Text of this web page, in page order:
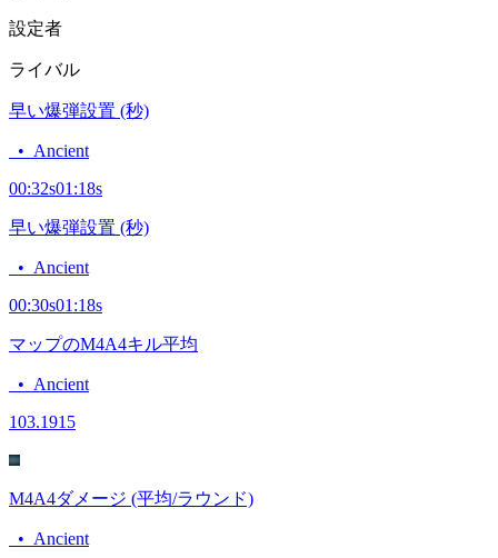
設定者
ライバル
早い爆弾設置 (秒)
• Ancient
00:32s01:18s
早い爆弾設置 (秒)
• Ancient
00:30s01:18s
マップのM4A4キル平均
• Ancient
103.1915
M4A4ダメージ (平均/ラウンド)
• Ancient